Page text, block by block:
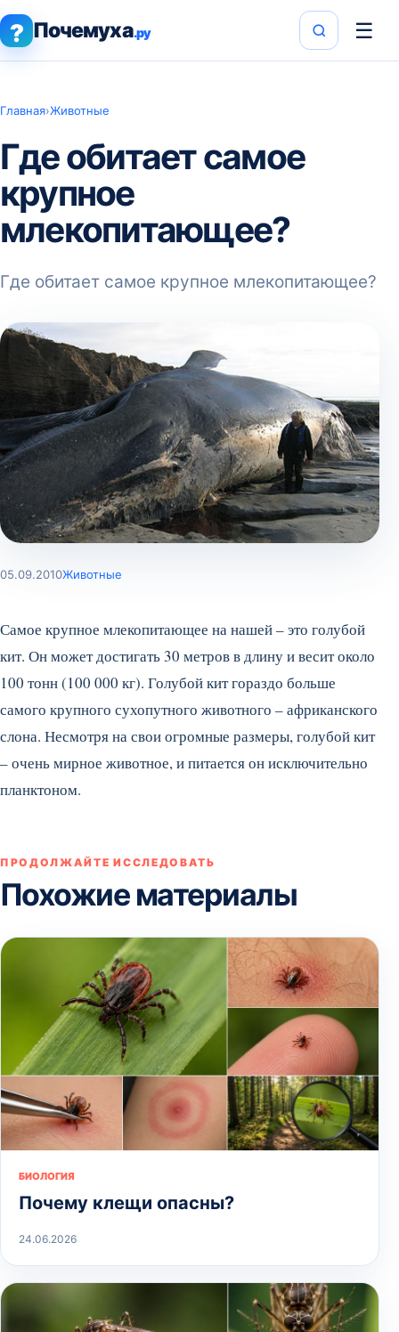
? Почемуха.ру ☰
Главная›Животные
Где обитает самое
крупное
млекопитающее?
Где обитает самое крупное млекопитающее?
05.09.2010Животные
Самое крупное млекопитающее на нашей – это голубой
кит. Он может достигать 30 метров в длину и весит около
100 тонн (100 000 кг). Голубой кит гораздо больше
самого крупного сухопутного животного – африканского
слона. Несмотря на свои огромные размеры, голубой кит
– очень мирное животное, и питается он исключительно
планктоном.
ПРОДОЛЖАЙТЕ ИССЛЕДОВАТЬ
Похожие материалы
БИОЛОГИЯ
Почему клещи опасны?
24.06.2026